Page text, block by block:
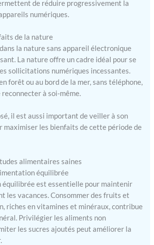
qualité et des certifications CE,
RoHS, UKCA et Ecoembes. Nous
recyclable et un service après-
vente fiable. Contient 2 blocs de
cire (900 g), des gants résistants
à la chaleur, une grille isolante et
un pinceau applicateur.
Puissance : 230 W, Tension : 220-
240 V, Capacité : 5 000 ml,
de réduire progressivement la
numériques.
de la nature
la nature sans appareil électronique
La nature offre un cadre idéal pour se
sollicitations numériques incessantes.
forêt ou au bord de la mer, sans téléphone,
à soi-même.
il est aussi important de veiller à son
maximiser les bienfaits de cette période de
alimentaires saines
équilibrée
équilibrée est essentielle pour maintenir
les vacances. Consommer des fruits et
riches en vitamines et minéraux, contribue
Privilégier les aliments non
les sucres ajoutés peut améliorer la